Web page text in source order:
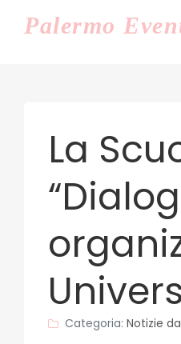
Palermo
La
Categoria: Notizie